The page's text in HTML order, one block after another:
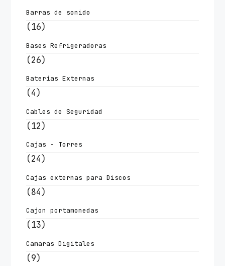
Barras de sonido
(16)
Bases Refrigeradoras
(26)
Baterías Externas
(4)
Cables de Seguridad
(12)
Cajas - Torres
(24)
Cajas externas para Discos
(84)
Cajon portamonedas
(13)
Camaras Digitales
(9)